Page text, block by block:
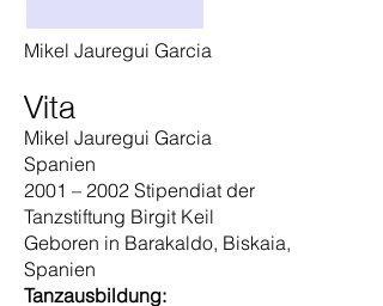
Mikel Jauregui Garcia
Vita
Mikel Jauregui Garcia
Spanien
2001 – 2002 Stipendiat der
Tanzstiftung Birgit Keil
Geboren in Barakaldo, Biskaia,
Spanien
Tanzausbildung: